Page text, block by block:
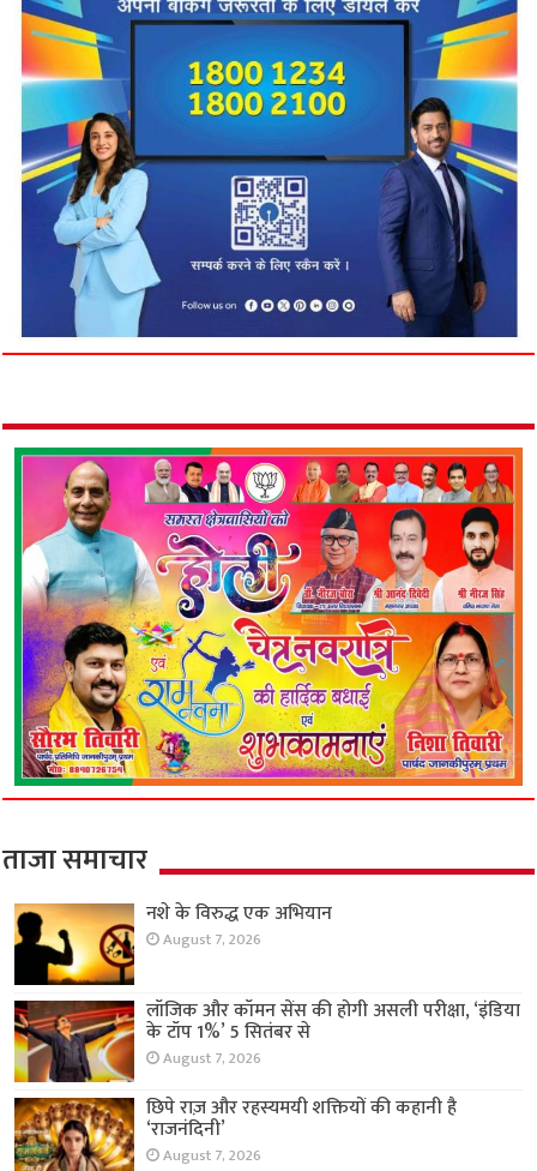
ताजा समाचार
नशे के विरुद्ध एक अभियान
August 7, 2026
लॉजिक और कॉमन सेंस की होगी असली परीक्षा, ‘इंडिया
के टॉप 1%’ 5 सितंबर से
August 7, 2026
छिपे राज़ और रहस्यमयी शक्तियों की कहानी है
‘राजनंदिनी’
August 7, 2026